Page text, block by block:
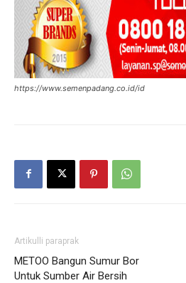
https://www.semenpadang.co.id/id
Artikulli paraprak
METOO Bangun Sumur Bor
Untuk Sumber Air Bersih